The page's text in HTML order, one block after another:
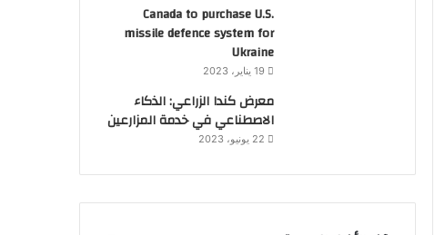
Canada to purchase U.S.
missile defence system for
Ukraine
19 يناير، 2023
معرض كندا الزراعي: الذكاء
الاصطناعي في خدمة المزارعين
22 يونيو، 2023